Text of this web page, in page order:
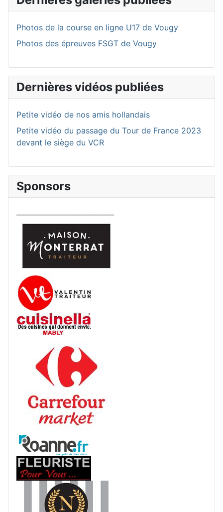
Photos de la course en ligne U17 de Vougy
Photos des épreuves FSGT de Vougy
Dernières vidéos publiées
Petite vidéo de nos amis hollandais
Petite vidéo du passage du Tour de France 2023
devant le siège du VCR
Sponsors